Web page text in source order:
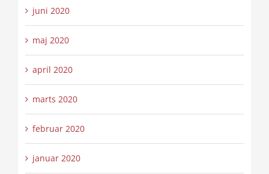
juni 2020
maj 2020
april 2020
marts 2020
februar 2020
januar 2020